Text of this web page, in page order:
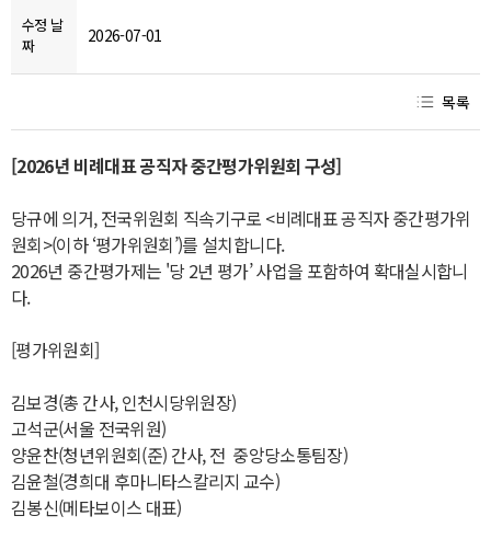
수정 날
짜
2026-07-01
목록
[2026년 비례대표 공직자 중간평가위원회 구성]
당규에 의거, 전국위원회 직속기구로 <비례대표 공직자 중간평가위
원회>(이하 ‘평가위원회’)를 설치합니다.
2026년 중간평가제는 '당 2년 평가’ 사업을 포함하여 확대실시합니
다.
[평가위원회]
김보경(총 간사, 인천시당위원장)
고석군(서울 전국위원)
양윤찬(청년위원회(준) 간사, 전 중앙당소통팀장)
김윤철(경희대 후마니타스칼리지 교수)
김봉신(메타보이스 대표)